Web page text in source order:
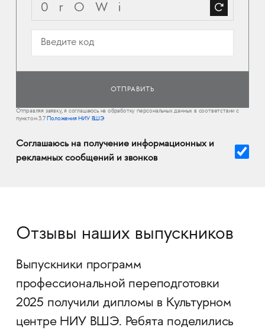
Отправляя заявку, я соглашаюсь на обработку персональных данных в соответствии с
пунктом 3.7
Положения НИУ ВШЭ
Соглашаюсь на получение информационных и
рекламных сообщений и звонков
Отзывы наших выпускников
Выпускники программ
профессиональной переподготовки
2025 получили дипломы в Культурном
центре НИУ ВШЭ. Ребята поделились